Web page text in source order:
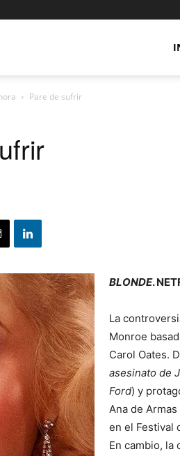
Pare de sufrir
BLONDE.
La
Monroe
Carol Oates.
asesinato de
Ford) y
Ana de Armas
en el Festival
En cambio, la